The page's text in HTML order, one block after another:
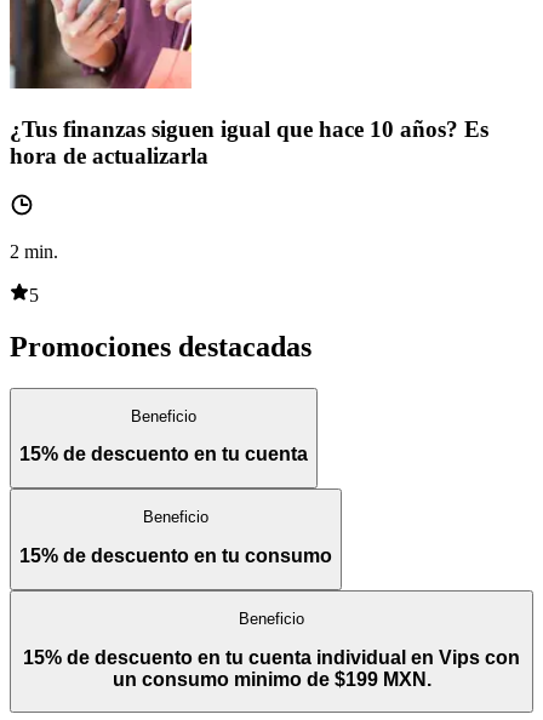
¿Tus finanzas siguen igual que hace 10 años? Es
hora de actualizarla
2 min.
5
Promociones destacadas
Beneficio
15% de descuento en tu cuenta
Beneficio
15% de descuento en tu consumo
Beneficio
15% de descuento en tu cuenta individual en Vips con
un consumo minimo de $199 MXN.